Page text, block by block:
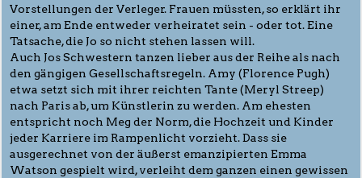
Vorstellungen der Verleger. Frauen müssten, so erklärt ihr
einer, am Ende entweder verheiratet sein - oder tot. Eine
Tatsache, die Jo so nicht stehen lassen will.
Auch Jos Schwestern tanzen lieber aus der Reihe als nach
den gängigen Gesellschaftsregeln. Amy (Florence Pugh)
etwa setzt sich mit ihrer reichten Tante (Meryl Streep)
nach Paris ab, um Künstlerin zu werden. Am ehesten
entspricht noch Meg der Norm, die Hochzeit und Kinder
jeder Karriere im Rampenlicht vorzieht. Dass sie
ausgerechnet von der äußerst emanzipierten Emma
Watson gespielt wird, verleiht dem ganzen einen gewissen